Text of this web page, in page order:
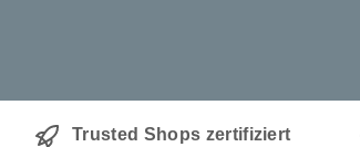
Trusted Shops zertifiziert